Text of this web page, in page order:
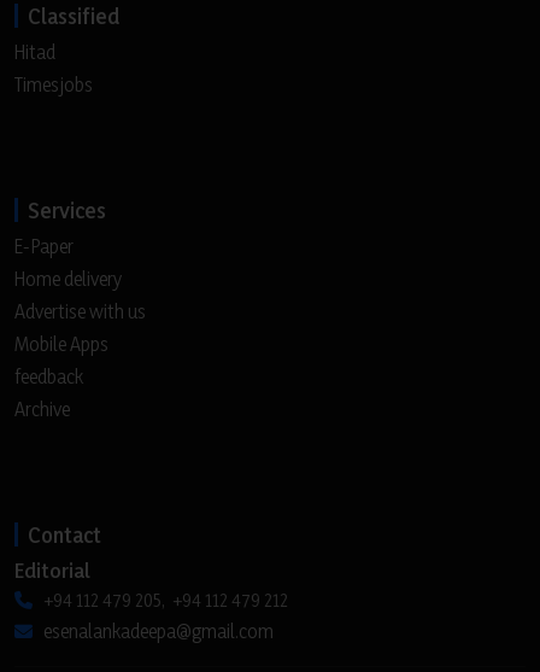
Classified
Hitad
Timesjobs
Services
E-Paper
Home delivery
Advertise with us
Mobile Apps
feedback
Archive
Contact
Editorial
+94 112 479 205, +94 112 479 212
esenalankadeepa@gmail.com